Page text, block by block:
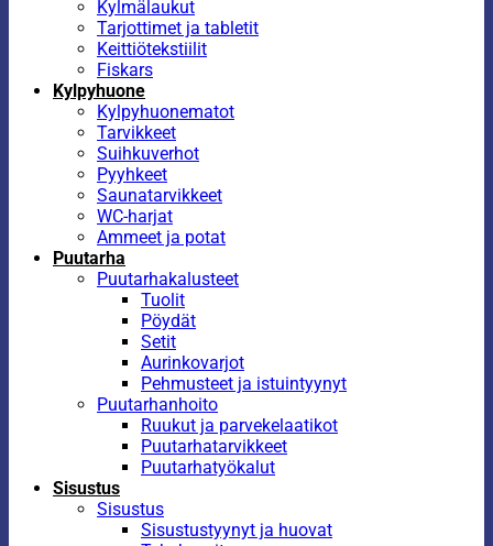
Kylmälaukut
Tarjottimet ja tabletit
Keittiötekstiilit
Fiskars
Kylpyhuone
Kylpyhuonematot
Tarvikkeet
Suihkuverhot
Pyyhkeet
Saunatarvikkeet
WC-harjat
Ammeet ja potat
Puutarha
Puutarhakalusteet
Tuolit
Pöydät
Setit
Aurinkovarjot
Pehmusteet ja istuintyynyt
Puutarhanhoito
Ruukut ja parvekelaatikot
Puutarhatarvikkeet
Puutarhatyökalut
Sisustus
Sisustus
Sisustustyynyt ja huovat